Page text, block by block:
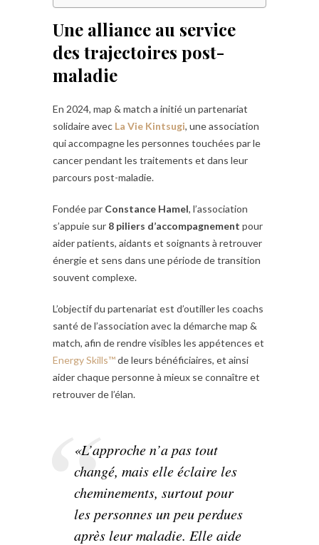
Une alliance au service
des trajectoires post-
maladie
En 2024, map & match a initié un partenariat
solidaire avec La Vie Kintsugi, une association
qui accompagne les personnes touchées par le
cancer pendant les traitements et dans leur
parcours post-maladie.
Fondée par Constance Hamel, l’association
s’appuie sur 8 piliers d’accompagnement pour
aider patients, aidants et soignants à retrouver
énergie et sens dans une période de transition
souvent complexe.
L’objectif du partenariat est d’outiller les coachs
santé de l’association avec la démarche map &
match, afin de rendre visibles les appétences et
Energy Skills™de leurs bénéficiaires, et ainsi
aider chaque personne à mieux se connaître et
retrouver de l’élan.
«L’approche n’a pas tout
changé, mais elle éclaire les
cheminements, surtout pour
les personnes un peu perdues
après leur maladie. Elle aide